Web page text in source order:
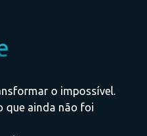
o impossível.
que ainda não foi